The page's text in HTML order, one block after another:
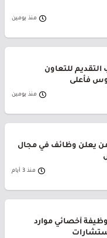
منذ يومين
للتعاون
فأعلى
منذ يومين
يعلن وظائف في مجال
منذ 3 أيام
أخصائي موارد